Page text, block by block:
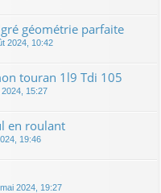
géométrie parfaite
2024, 10:42
touran 1l9 Tdi 105
2024, 15:27
en roulant
19:46
2024, 19:27